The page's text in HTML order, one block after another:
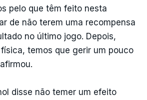
pelo que têm feito nesta
de não terem uma recompensa
no último jogo. Depois,
temos que gerir um pouco
disse não temer um efeito